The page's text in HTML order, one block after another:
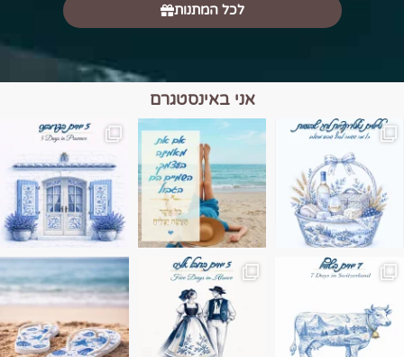
לכל המתנות
אני באינסטגרם
הם הגבול 💙🩵
בחבל אלזס צרפת
בחופשה שבו הכל נהיה פשוט יותר. החול, הי